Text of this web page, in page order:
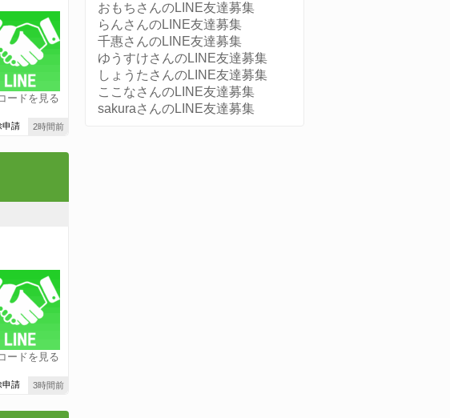
ードを見る
2時間前
申請
ードを見る
3時間前
申請
おもちさんのLINE友達募集
らんさんのLINE友達募集
千惠さんのLINE友達募集
ゆうすけさんのLINE友達募集
しょうたさんのLINE友達募集
ここなさんのLINE友達募集
sakuraさんのLINE友達募集